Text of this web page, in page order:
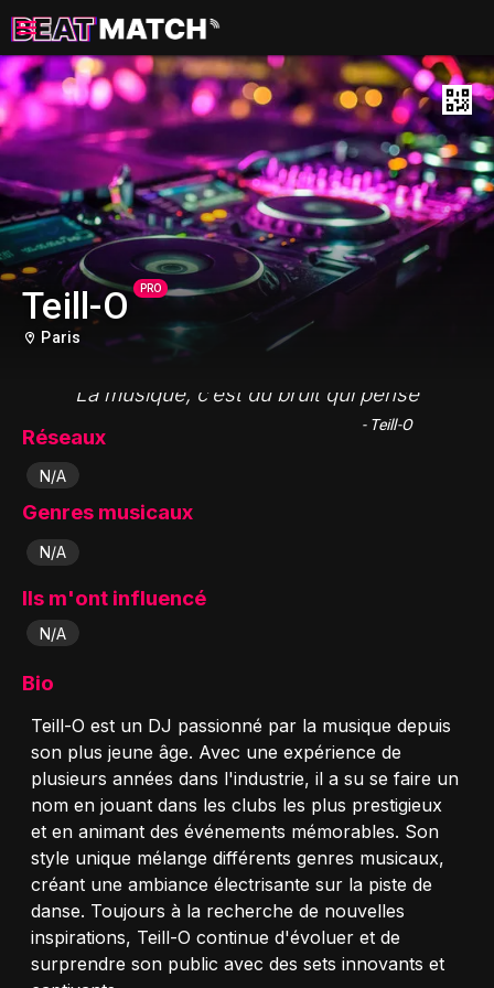
Teill-O PRO
Paris
"La musique, c’est du bruit qui pense"
- Teill-O
Réseaux
N/A
Genres musicaux
N/A
Ils m'ont influencé
N/A
Bio
Teill-O est un DJ passionné par la musique depuis
son plus jeune âge. Avec une expérience de
plusieurs années dans l'industrie, il a su se faire un
nom en jouant dans les clubs les plus prestigieux
et en animant des événements mémorables. Son
style unique mélange différents genres musicaux,
créant une ambiance électrisante sur la piste de
danse. Toujours à la recherche de nouvelles
inspirations, Teill-O continue d'évoluer et de
surprendre son public avec des sets innovants et